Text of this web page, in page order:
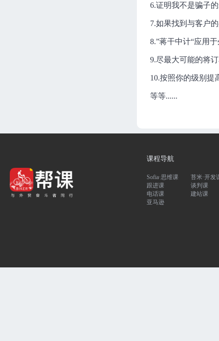
6.证明我不是骗子
7.如果找到与客户
8.”蒋干中计“应用
9.尽最大可能的将
10.按照你的级别提
等等......
课程导航
Sofia·思维课
苔米·开发
跟进课
谈判课
电话课
建站课
亚马逊